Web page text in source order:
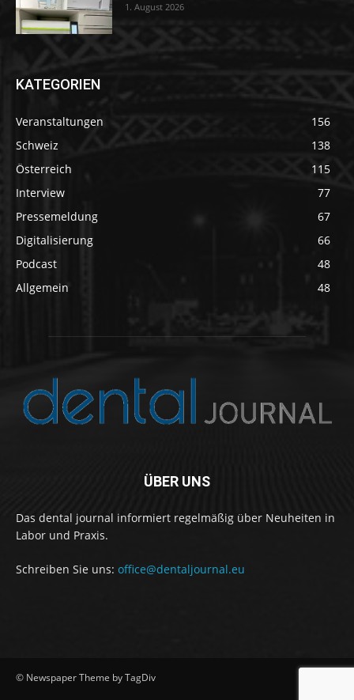
1. August 2026
KATEGORIEN
Veranstaltungen
156
Schweiz
138
Österreich
115
Interview
77
Pressemeldung
67
Digitalisierung
66
Podcast
48
Allgemein
48
ÜBER UNS
Das dental journal informiert regelmäßig über Neuheiten in
Labor und Praxis.
Schreiben Sie uns: office@dentaljournal.eu
© Newspaper Theme by TagDiv